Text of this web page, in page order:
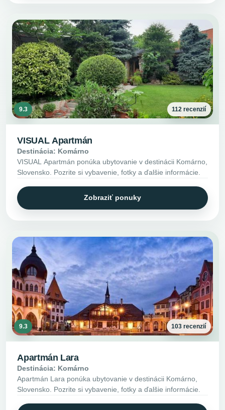
9.3 112 recenzií
VISUAL Apartmán
Destinácia: Komárno
VISUAL Apartmán ponúka ubytovanie v destinácii Komárno,
Slovensko. Pozrite si vybavenie, fotky a ďalšie informácie.
Zobraziť ponuky
9.3 103 recenzií
Apartmán Lara
Destinácia: Komárno
Apartmán Lara ponúka ubytovanie v destinácii Komárno,
Slovensko. Pozrite si vybavenie, fotky a ďalšie informácie.